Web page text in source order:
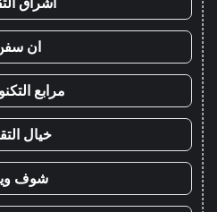
ان
مرابع
خيال
شوف